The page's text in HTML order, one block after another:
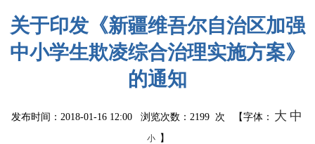
关于印发《新疆维吾尔自治区加强
中小学生欺凌综合治理实施方案》
的通知
发布时间：2018-01-16 12:00 浏览次数： 2199 次 【字体： 大 中
小 】